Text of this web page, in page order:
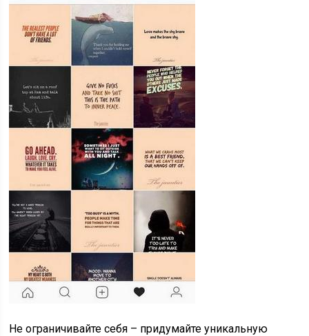
Не ограничивайте себя – придумайте уникальную